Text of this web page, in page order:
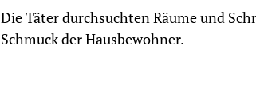
Die Täter durchsuchten Räume und
Schmuck der Hausbewohner.